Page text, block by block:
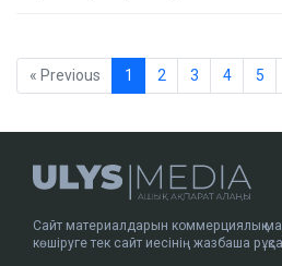
« Previous 1 2 3 4 5
Сайт материалдарын коммерциялық
көшіруге тек сайт иесінің жазбаша